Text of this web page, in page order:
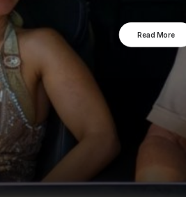
Read More